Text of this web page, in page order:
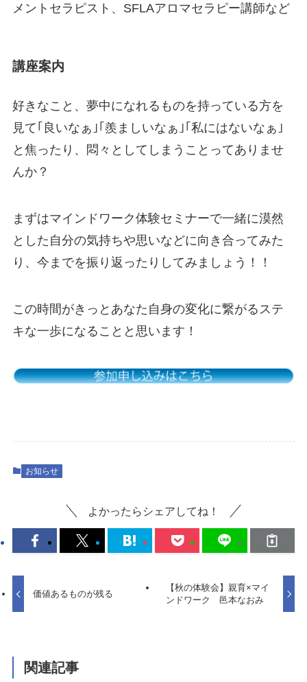
メントセラピスト、SFLAアロマセラピー講師など
講座案内
好きなこと、夢中になれるものを持っている方を
見て｢良いなぁ｣｢羨ましいなぁ｣｢私にはないなぁ｣
と焦ったり、悶々としてしまうことってありませ
んか？
まずはマインドワーク体験セミナーで一緒に漠然
とした自分の気持ちや思いなどに向き合ってみた
り、今までを振り返ったりしてみましょう！！
この時間がきっとあなた自身の変化に繋がるステ
キな一歩になることと思います！
お知らせ
よかったらシェアしてね！
価値あるものが残る
【秋の体験会】親育×マイ
ンドワーク 邑本なおみ
関連記事